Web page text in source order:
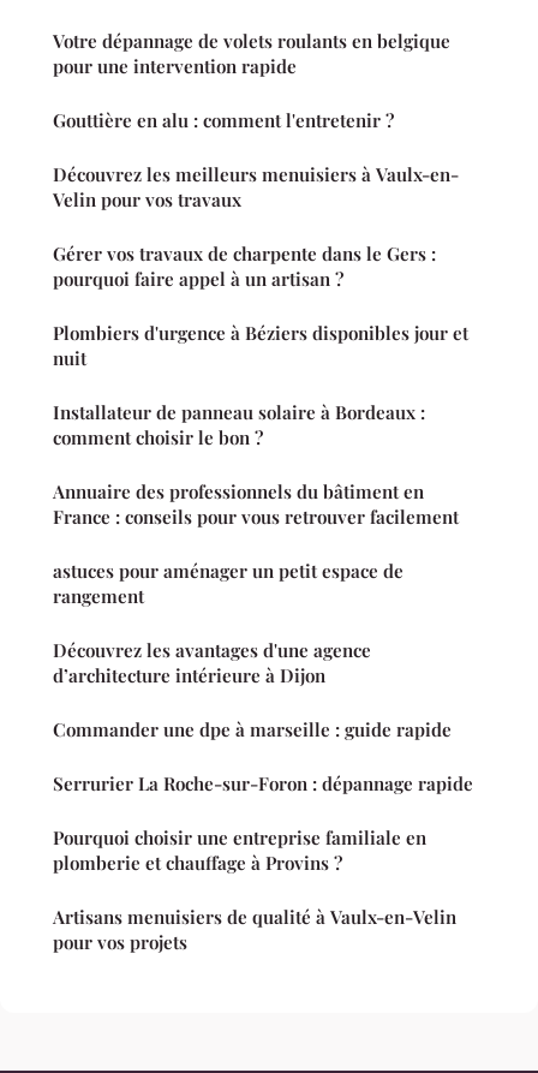
Votre dépannage de volets roulants en belgique
pour une intervention rapide
Gouttière en alu : comment l'entretenir ?
Découvrez les meilleurs menuisiers à Vaulx-en-
Velin pour vos travaux
Gérer vos travaux de charpente dans le Gers :
pourquoi faire appel à un artisan ?
Plombiers d'urgence à Béziers disponibles jour et
nuit
Installateur de panneau solaire à Bordeaux :
comment choisir le bon ?
Annuaire des professionnels du bâtiment en
France : conseils pour vous retrouver facilement
astuces pour aménager un petit espace de
rangement
Découvrez les avantages d'une agence
d’architecture intérieure à Dijon
Commander une dpe à marseille : guide rapide
Serrurier La Roche-sur-Foron : dépannage rapide
Pourquoi choisir une entreprise familiale en
plomberie et chauffage à Provins ?
Artisans menuisiers de qualité à Vaulx-en-Velin
pour vos projets